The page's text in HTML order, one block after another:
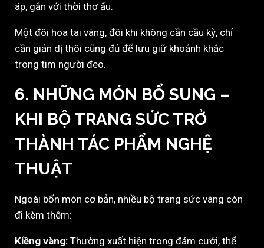
áp, gắn với thời thơ ấu.
Một đôi hoa tai vàng, đôi khi không cần cầu kỳ, chỉ
cần giản dị thôi cũng đủ để lưu giữ khoảnh khắc
trong tim người đeo.
6. NHỮNG MÓN BỔ SUNG –
KHI BỘ TRANG SỨC TRỞ
THÀNH TÁC PHẨM NGHỆ
THUẬT
Ngoài bốn món cơ bản, nhiều bộ trang sức vàng còn
đi kèm thêm:
Kiềng vàng: Thường xuất hiện trong đám cưới, thể